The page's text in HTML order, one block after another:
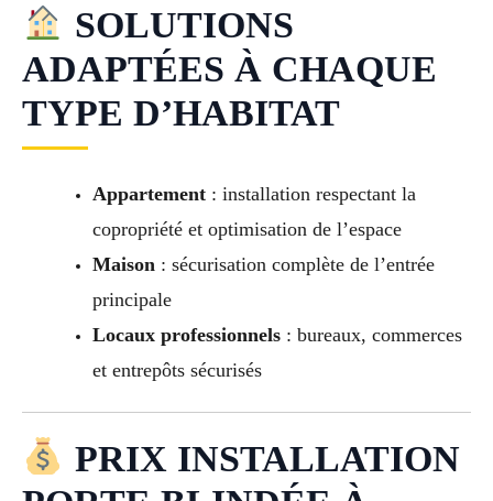
SOLUTIONS
ADAPTÉES À CHAQUE
TYPE D’HABITAT
Appartement: installation respectant la
copropriété et optimisation de l’espace
Maison : sécurisation complète de l’entrée
principale
Locaux professionnels: bureaux, commerces
et entrepôts sécurisés
PRIX INSTALLATION